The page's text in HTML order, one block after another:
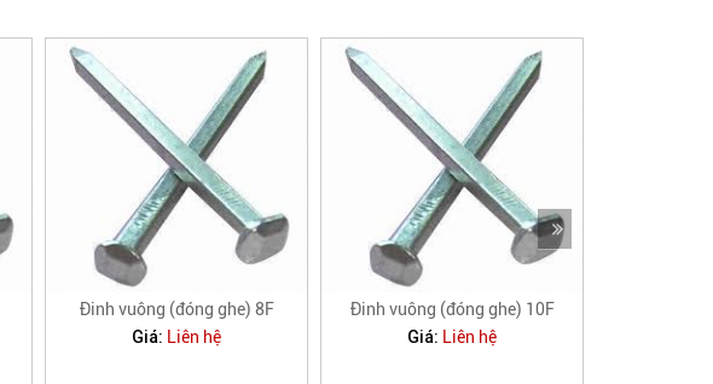
Đinh vuông (đóng ghe) 8F
Giá: Liên hệ
Đinh vuông (đóng ghe) 10F
Giá: Liên hệ